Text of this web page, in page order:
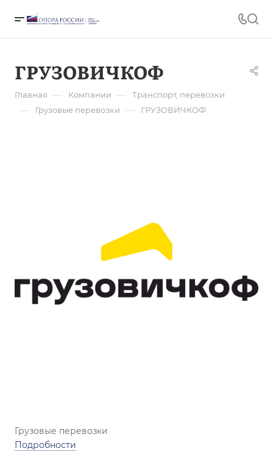
ГРУЗОВИЧКОФ
Главная — Компании — Транспорт, перевозки
— Грузовые перевозки — ГРУЗОВИЧКОФ
Грузовые перевозки
Подробности